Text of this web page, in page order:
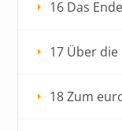
16 Das
17 Über
18 Zum